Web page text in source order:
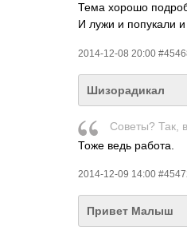
Тема хорошо
И лужи и попукали и
2014-12-08 20:00
Шизорадикал
Советы? Так,
Тоже ведь работа.
2014-12-09 14:00
Привет Малыш